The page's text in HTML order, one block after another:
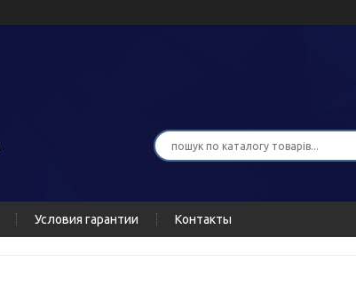
Условия гарантии Контакты